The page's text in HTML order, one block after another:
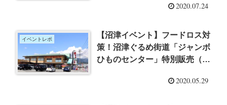
2020.07.24
イベントレポ
【沼津イベント】フードロス対
策！沼津ぐるめ街道「ジャンボ
ひものセンター」特別販売（5
2020.05.29